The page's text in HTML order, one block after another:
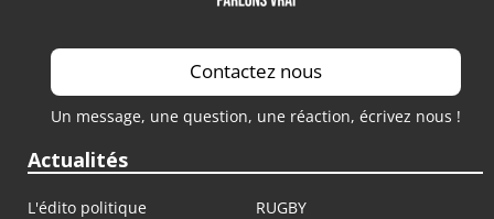
Contactez nous
Un message, une question, une réaction, écrivez nous !
Actualités
L'édito politique
RUGBY